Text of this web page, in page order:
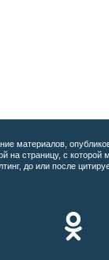
материалов,
на страницу, с
до или после